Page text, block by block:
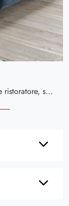
Se desideri garantirti un sonno tranquillo e ristoratore, scopri i Materassi in memory foam matrimoniali come il modello Original Altaflex.